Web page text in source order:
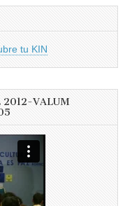
tu KIN
2012-VALUM